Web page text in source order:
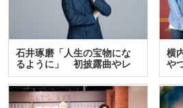
石井琢磨「人生の宝物にな
るように」 初披露曲やレ
ア…
横
や
人